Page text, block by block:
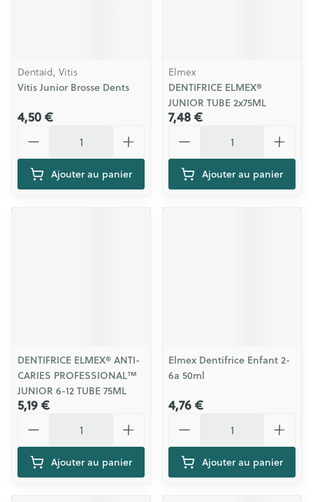
Dentaid, Vitis
Vitis Junior Brosse Dents
4,50 €
Ajouter au panier
Elmex
DENTIFRICE ELMEX®
JUNIOR TUBE 2x75ML
7,48 €
Ajouter au panier
DENTIFRICE ELMEX® ANTI-
CARIES PROFESSIONAL™
JUNIOR 6-12 TUBE 75ML
5,19 €
Ajouter au panier
Elmex Dentifrice Enfant 2-
6a 50ml
4,76 €
Ajouter au panier